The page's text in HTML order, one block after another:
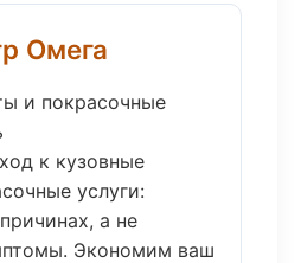
Омега
и покрасочные
к кузовные
услуги:
а не
Экономим ваш